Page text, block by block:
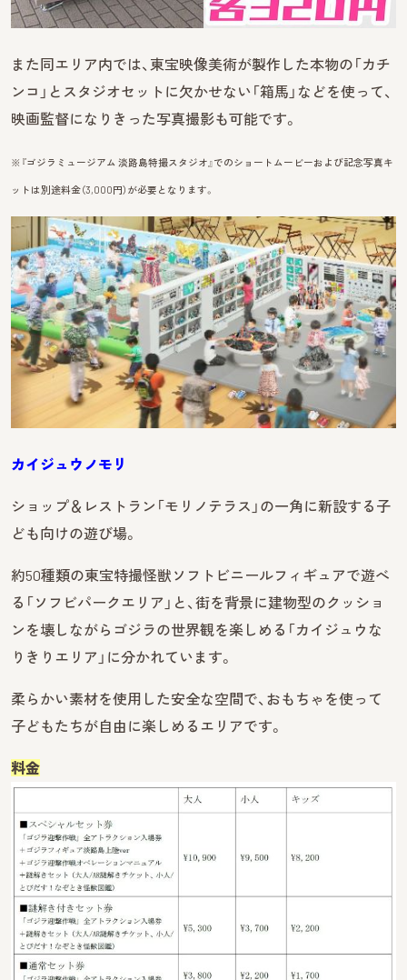
また同エリア内では、東宝映像美術が製作した本物の「カチ
ンコ」とスタジオセットに欠かせない「箱馬」などを使って、
映画監督になりきった写真撮影も可能です。
※『ゴジラミュージアム 淡路島特撮スタジオ』でのショートムービーおよび記念写真キ
ットは別途料金（3,000円）が必要となります。
カイジュウノモリ
ショップ＆レストラン「モリノテラス」の一角に新設する子
ども向けの遊び場。
約50種類の東宝特撮怪獣ソフトビニールフィギュアで遊べ
る「ソフビパークエリア」と、街を背景に建物型のクッショ
ンを壊しながらゴジラの世界観を楽しめる「カイジュウな
りきりエリア」に分かれています。
柔らかい素材を使用した安全な空間で、おもちゃを使って
子どもたちが自由に楽しめるエリアです。
料金